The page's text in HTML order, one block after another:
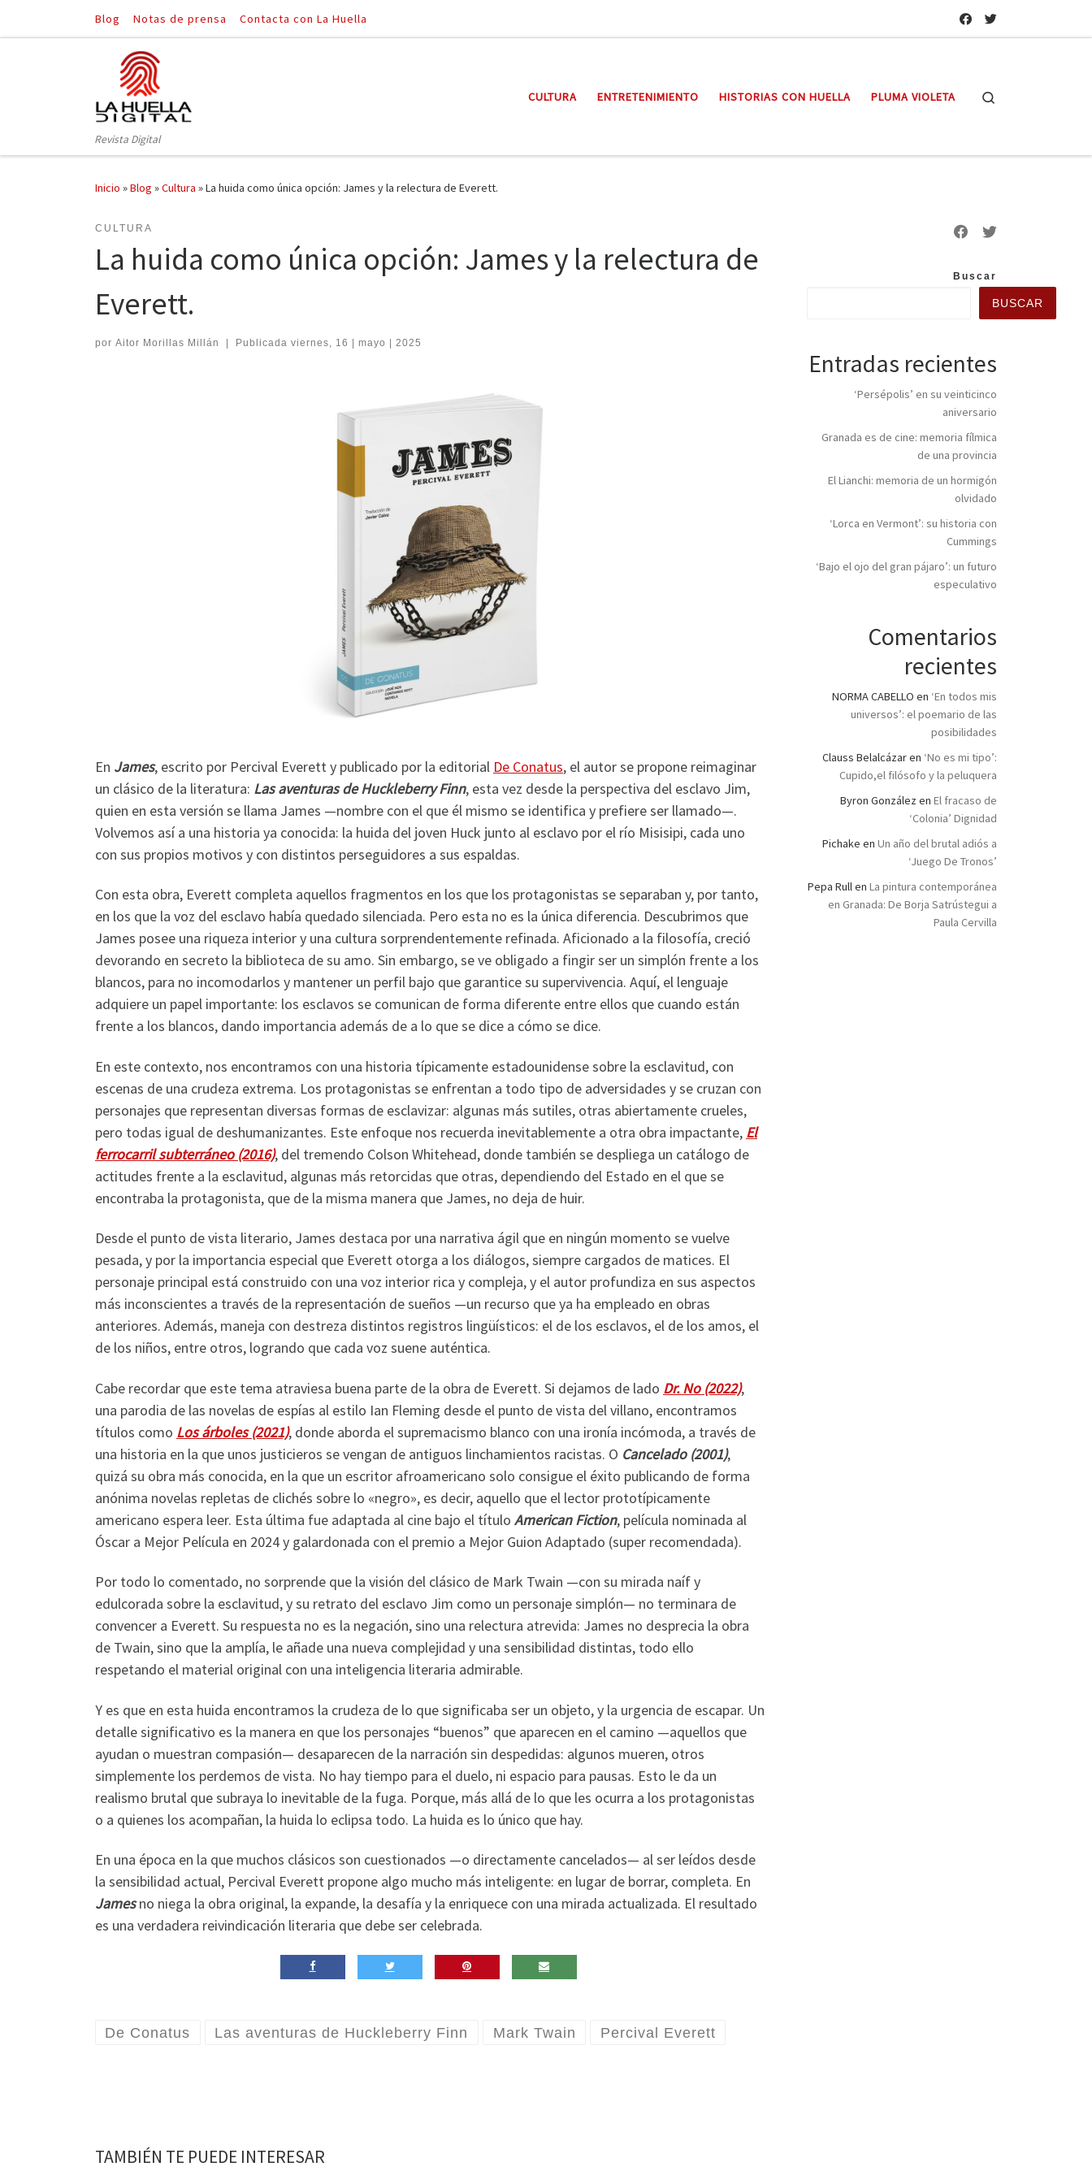
Saltar al contenido
Blog Notas de prensa Contacta con La Huella
Revista Digital
CULTURA ENTRETENIMIENTO HISTORIAS CON HUELLA PLUMA VIOLETA
Inicio »Blog »Cultura »La huida como única opción: James y la relectura de Everett.
CULTURA
La huida como única opción: James y la relectura de
Everett.
por Aitor Morillas Millán Publicada viernes, 16 | mayo | 2025
En James, escrito por Percival Everett y publicado por la editorial De Conatus, el autor se propone reimaginar
un clásico de la literatura: Las aventuras de Huckleberry Finn, esta vez desde la perspectiva del esclavo Jim,
quien en esta versión se llama James —nombre con el que él mismo se identifica y prefiere ser llamado—.
Volvemos así a una historia ya conocida: la huida del joven Huck junto al esclavo por el río Misisipi, cada uno
con sus propios motivos y con distintos perseguidores a sus espaldas.
Con esta obra, Everett completa aquellos fragmentos en los que los protagonistas se separaban y, por tanto,
en los que la voz del esclavo había quedado silenciada. Pero esta no es la única diferencia. Descubrimos que
James posee una riqueza interior y una cultura sorprendentemente refinada. Aficionado a la filosofía, creció
devorando en secreto la biblioteca de su amo. Sin embargo, se ve obligado a fingir ser un simplón frente a los
blancos, para no incomodarlos y mantener un perfil bajo que garantice su supervivencia. Aquí, el lenguaje
adquiere un papel importante: los esclavos se comunican de forma diferente entre ellos que cuando están
frente a los blancos, dando importancia además de a lo que se dice a cómo se dice.
En este contexto, nos encontramos con una historia típicamente estadounidense sobre la esclavitud, con
escenas de una crudeza extrema. Los protagonistas se enfrentan a todo tipo de adversidades y se cruzan con
personajes que representan diversas formas de esclavizar: algunas más sutiles, otras abiertamente crueles,
pero todas igual de deshumanizantes. Este enfoque nos recuerda inevitablemente a otra obra impactante, El
ferrocarril subterráneo (2016), del tremendo Colson Whitehead, donde también se despliega un catálogo de
actitudes frente a la esclavitud, algunas más retorcidas que otras, dependiendo del Estado en el que se
encontraba la protagonista, que de la misma manera que James, no deja de huir.
Desde el punto de vista literario, James destaca por una narrativa ágil que en ningún momento se vuelve
pesada, y por la importancia especial que Everett otorga a los diálogos, siempre cargados de matices. El
personaje principal está construido con una voz interior rica y compleja, y el autor profundiza en sus aspectos
más inconscientes a través de la representación de sueños —un recurso que ya ha empleado en obras
anteriores. Además, maneja con destreza distintos registros lingüísticos: el de los esclavos, el de los amos, el
de los niños, entre otros, logrando que cada voz suene auténtica.
Cabe recordar que este tema atraviesa buena parte de la obra de Everett. Si dejamos de lado Dr. No (2022),
una parodia de las novelas de espías al estilo Ian Fleming desde el punto de vista del villano, encontramos
títulos como Los árboles (2021), donde aborda el supremacismo blanco con una ironía incómoda, a través de
una historia en la que unos justicieros se vengan de antiguos linchamientos racistas. O Cancelado (2001),
quizá su obra más conocida, en la que un escritor afroamericano solo consigue el éxito publicando de forma
anónima novelas repletas de clichés sobre lo «negro», es decir, aquello que el lector prototípicamente
americano espera leer. Esta última fue adaptada al cine bajo el título American Fiction, película nominada al
Óscar a Mejor Película en 2024 y galardonada con el premio a Mejor Guion Adaptado (super recomendada).
Por todo lo comentado, no sorprende que la visión del clásico de Mark Twain —con su mirada naíf y
edulcorada sobre la esclavitud, y su retrato del esclavo Jim como un personaje simplón— no terminara de
convencer a Everett. Su respuesta no es la negación, sino una relectura atrevida: James no desprecia la obra
de Twain, sino que la amplía, le añade una nueva complejidad y una sensibilidad distintas, todo ello
respetando el material original con una inteligencia literaria admirable.
Y es que en esta huida encontramos la crudeza de lo que significaba ser un objeto, y la urgencia de escapar. Un
detalle significativo es la manera en que los personajes “buenos” que aparecen en el camino —aquellos que
ayudan o muestran compasión— desaparecen de la narración sin despedidas: algunos mueren, otros
simplemente los perdemos de vista. No hay tiempo para el duelo, ni espacio para pausas. Esto le da un
realismo brutal que subraya lo inevitable de la fuga. Porque, más allá de lo que les ocurra a los protagonistas
o a quienes los acompañan, la huida lo eclipsa todo. La huida es lo único que hay.
En una época en la que muchos clásicos son cuestionados —o directamente cancelados— al ser leídos desde
la sensibilidad actual, Percival Everett propone algo mucho más inteligente: en lugar de borrar, completa. En
Jamesno niega la obra original, la expande, la desafía y la enriquece con una mirada actualizada. El resultado
es una verdadera reivindicación literaria que debe ser celebrada.
De Conatus Las aventuras de Huckleberry Finn Mark Twain Percival Everett
TAMBIÉN TE PUEDE INTERESAR
Buscar
BUSCAR
Entradas recientes
‘Persépolis’ en su veinticinco
aniversario
Granada es de cine: memoria fílmica
de una provincia
El Lianchi: memoria de un hormigón
olvidado
‘Lorca en Vermont’: su historia con
Cummings
‘Bajo el ojo del gran pájaro’: un futuro
especulativo
Comentarios
recientes
NORMA CABELLO en ‘En todos mis
universos’: el poemario de las
posibilidades
Clauss Belalcázaren ‘No es mi tipo’:
Cupido,el filósofo y la peluquera
Byron González en El fracaso de
‘Colonia’ Dignidad
Pichake en Un año del brutal adiós a
‘Juego De Tronos’
Pepa Rullen La pintura contemporánea
en Granada: De Borja Satrústegui a
Paula Cervilla